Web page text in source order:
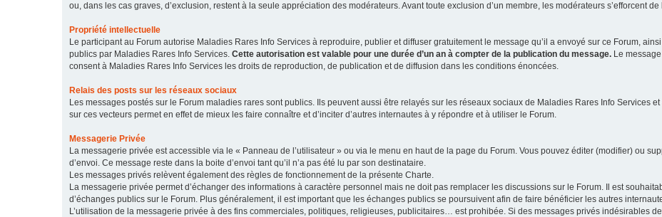
ou, dans les cas graves, d’exclusion, restent à la seule appréciation des modérateurs. Avant toute exclusion d’un membre, les modérateurs s’efforcent
Propriété intellectuelle
Le participant au Forum autorise Maladies Rares Info Services à reproduire, publier et diffuser gratuitement le message qu’il a envoyé sur ce Forum,
publics par Maladies Rares Info Services. Cette autorisation est valable pour une durée d’un an à compter de la publication du message. Le
consent à Maladies Rares Info Services les droits de reproduction, de publication et de diffusion dans les conditions énoncées.
Relais des posts sur les réseaux sociaux
Les messages postés sur le Forum maladies rares sont publics. Ils peuvent aussi être relayés sur les réseaux sociaux de Maladies Rares Info Services
sur ces vecteurs permet en effet de mieux les faire connaître et d’inciter d’autres internautes à y répondre et à utiliser le Forum.
Messagerie Privée
La messagerie privée est accessible via le « Panneau de l’utilisateur » ou via le menu en haut de la page du Forum. Vous pouvez éditer (modifier) ou
d’envoi. Ce message reste dans la boite d’envoi tant qu’il n’a pas été lu par son destinataire.
Les messages privés relèvent également des règles de fonctionnement de la présente Charte.
La messagerie privée permet d’échanger des informations à caractère personnel mais ne doit pas remplacer les discussions sur le Forum. Il est
d’échanges publics sur le Forum. Plus généralement, il est important que les échanges publics se poursuivent afin de faire bénéficier les autres
L’utilisation de la messagerie privée à des fins commerciales, politiques, religieuses, publicitaires… est prohibée. Si des messages privés indésirables